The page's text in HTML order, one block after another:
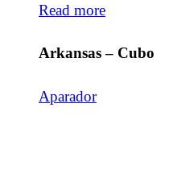
Read more
Arkansas – Cubo
Aparador